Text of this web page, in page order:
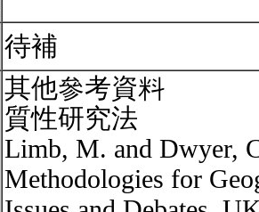
待補
其他參考資料
質性研究法
Limb, M. and Dwyer,
Methodologies for